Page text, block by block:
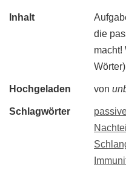
Inhalt
die
macht!
Wörter)
Hochgeladen von
Schlagwörter